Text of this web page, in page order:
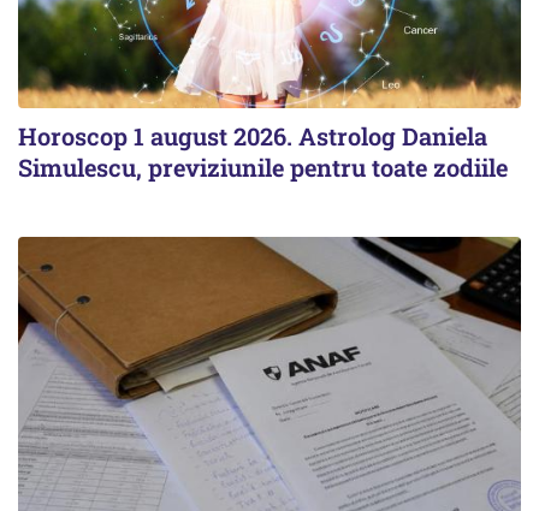
Horoscop 1 august 2026. Astrolog Daniela
Simulescu, previziunile pentru toate zodiile